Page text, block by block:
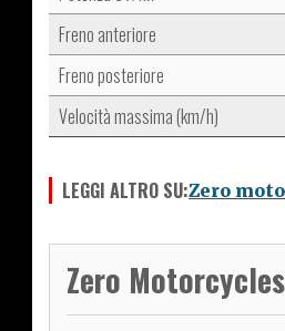
Freno anteriore
Freno posteriore
Velocità massima (km/h)
LEGGI ALTRO SU:Zero
Zero